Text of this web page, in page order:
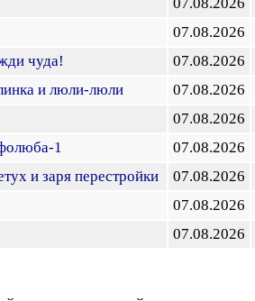
07.08.2026
чуда! 07.08.2026
и люли-люли 07.08.2026
07.08.2026
1 07.08.2026
и заря перестройки 07.08.2026
07.08.2026
07.08.2026